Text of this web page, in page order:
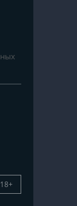
18+